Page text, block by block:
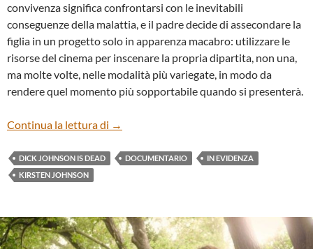
convivenza significa confrontarsi con le inevitabili
conseguenze della malattia, e il padre decide di assecondare la
figlia in un progetto solo in apparenza macabro: utilizzare le
risorse del cinema per inscenare la propria dipartita, non una,
ma molte volte, nelle modalità più variegate, in modo da
rendere quel momento più sopportabile quando si presenterà.
Continua la lettura di “DICK JOHNSON IS DEAD” DI KIRSTEN
→
DICK JOHNSON IS DEAD DOCUMENTARIO
IN EVIDENZA
KIRSTEN JOHNSON